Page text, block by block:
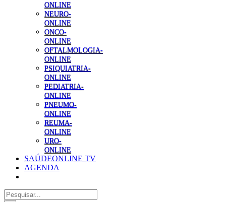
ONLINE
NEURO-
ONLINE
ONCO-
ONLINE
OFTALMOLOGIA-
ONLINE
PSIQUIATRIA-
ONLINE
PEDIATRIA-
ONLINE
PNEUMO-
ONLINE
REUMA-
ONLINE
URO-
ONLINE
SAÚDEONLINE TV
AGENDA
Pesquisar